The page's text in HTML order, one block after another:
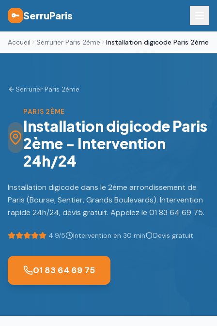
🔑 SerruParis
Accueil Serrurier Paris 2ème Installation digicode Paris 2ème
Serrurier Paris 2ème
PARIS 2ÈME
Installation digicode Paris
2ème - Intervention
24h/24
Installation digicode dans le 2ème arrondissement de
Paris (Bourse, Sentier, Grands Boulevards). Intervention
rapide 24h/24, devis gratuit. Appelez le 01 83 64 69 75.
4.9/5 Intervention en 30 min Devis gratuit
01 83 64 69 75